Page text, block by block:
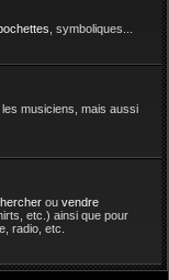
, symboliques...
musiciens, mais aussi
ou vendre
etc.) ainsi que pour
radio, etc.